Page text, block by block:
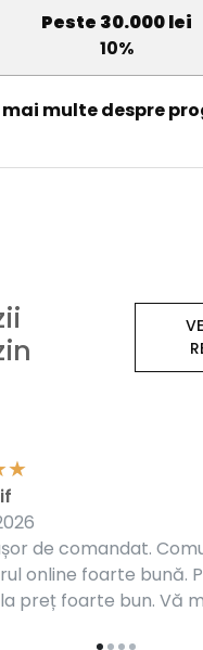
Peste 30.000 lei
10%
multe despre
de comandat.
online foarte bună.
preț foarte bun. Vă